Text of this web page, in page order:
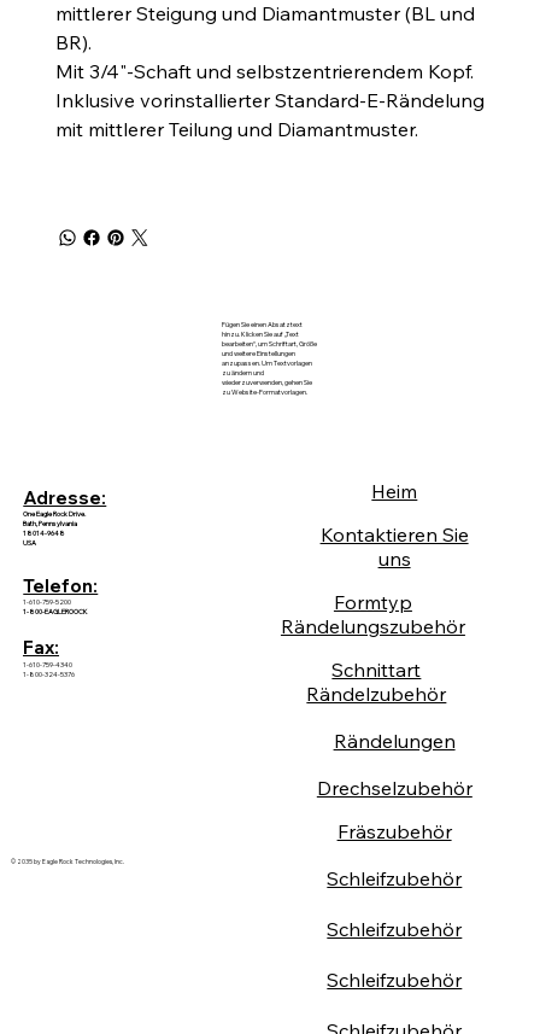
mittlerer Steigung und Diamantmuster (BL und
BR).
Mit 3/4"-Schaft und selbstzentrierendem Kopf.
Inklusive vorinstallierter Standard-E-Rändelung
mit mittlerer Teilung und Diamantmuster.
Fügen Sie einen Absatztext
hinzu. Klicken Sie auf „Text
bearbeiten“, um Schriftart, Größe
und weitere Einstellungen
anzupassen. Um Textvorlagen
zu ändern und
wiederzuverwenden, gehen Sie
zu Website-Formatvorlagen.
Adresse:
One Eagle Rock Drive.
Bath, Pennsylvania
18014-9648
USA
Telefon:
1-610-759-5200
1-800-EAGLEROOCK
Fax:
1-610-759-4340
1-800-324-5376
© 2035 by Eagle Rock Technologies, Inc.
Heim
Kontaktieren Sie
uns
Formtyp
Rändelungszubehör
Schnittart
Rändelzubehör
Rändelungen
Drechselzubehör
Fräszubehör
Schleifzubehör
Schleifzubehör
Schleifzubehör